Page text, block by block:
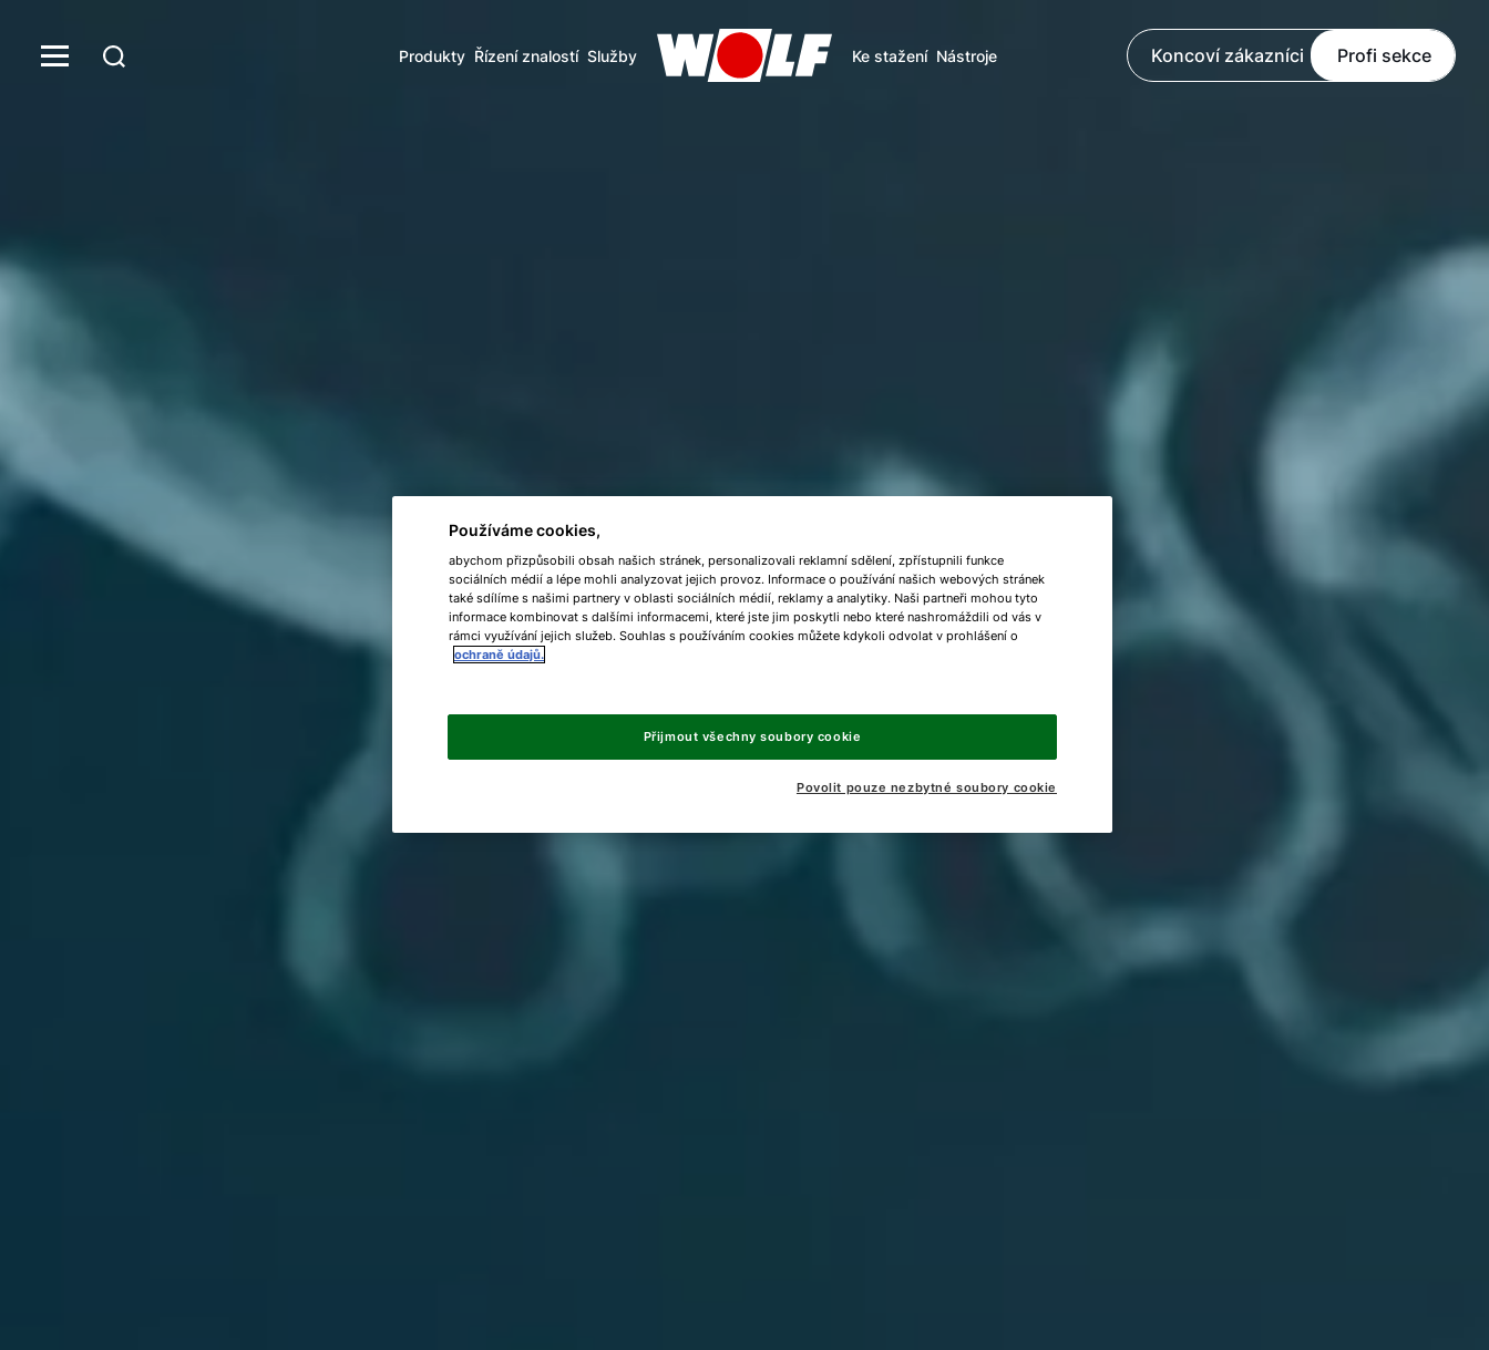
Produkty Řízení znalostí Služby Ke stažení Nástroje Koncoví zákazníci Profi sekce
Používáme cookies,
abychom přizpůsobili obsah našich stránek, personalizovali reklamní sdělení, zpřístupnili funkce
sociálních médií a lépe mohli analyzovat jejich provoz. Informace o používání našich webových stránek
také sdílíme s našimi partnery v oblasti sociálních médií, reklamy a analytiky. Naši partneři mohou tyto
informace kombinovat s dalšími informacemi, které jste jim poskytli nebo které nashromáždili od vás v
rámci využívání jejich služeb. Souhlas s používáním cookies můžete kdykoli odvolat v prohlášení o
ochraně údajů.
Povolit pouze nezbytné soubory cookie
Přijmout všechny soubory cookie